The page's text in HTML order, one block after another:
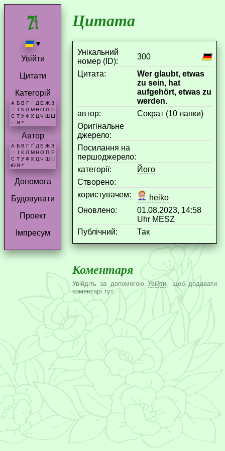
▾
Увійти
Цитати
Категорій
А Б В Г Ґ Д Е Ж З
И
І К Л М Н О П Р
С Т У Ф Х Ц Ч Ш Щ
Ю Я *
Автор
А Б В Г Ґ Д Е Ж З
И
К Л М Н О П Р
С Т У Ф Х Ц Ч Ш Щ
Ю Я *
Допомога
Будовувати
Проект
Імпресум
Цитата
Унікальний
номер (ID):
300
Цитата:
Wer glaubt, etwas
zu sein, hat
aufgehört, etwas zu
werden.
aвтор:
Сократ (10 лапки)
Оригінальне
джерело:
Посилання на
першоджерело:
категорії:
Його
Створено:
користувачем:
heiko
Оновлено:
01.08.2023, 14:58
Uhr MESZ
Публічний:
Так
Коментаря
Увійдіть за допомогоюУвійти , щоб додавати
коментарі тут.